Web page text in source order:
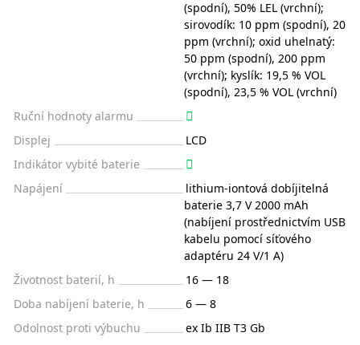
(spodní), 50% LEL (vrchní);
sirovodík: 10 ppm (spodní), 20
ppm (vrchní); oxid uhelnatý:
50 ppm (spodní), 200 ppm
(vrchní); kyslík: 19,5 % VOL
(spodní), 23,5 % VOL (vrchní)
Ruční hodnoty alarmu
Displej
LCD
Indikátor vybité baterie
Napájení
lithium-iontová dobíjitelná
baterie 3,7 V 2000 mAh
(nabíjení prostřednictvím USB
kabelu pomocí síťového
adaptéru 24 V/1 A)
Životnost baterií, h
16 — 18
Doba nabíjení baterie, h
6 — 8
Odolnost proti výbuchu
ex Ib IIB T3 Gb